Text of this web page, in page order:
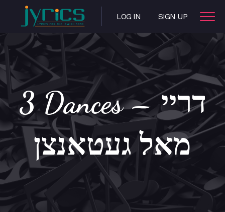
LOG IN SIGN UP
3 Dances – דריי
מאל געטאנצן